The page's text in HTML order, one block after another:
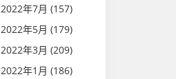
2022年7月 (157)
2022年5月 (179)
2022年3月 (209)
2022年1月 (186)